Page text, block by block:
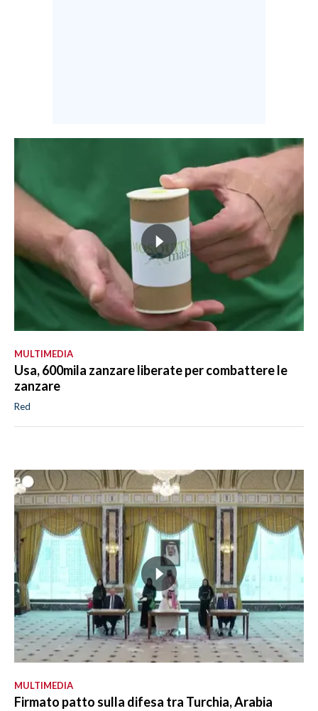
MULTIMEDIA
Usa, 600mila zanzare liberate per combattere le
zanzare
Red
MULTIMEDIA
Firmato patto sulla difesa tra Turchia, Arabia